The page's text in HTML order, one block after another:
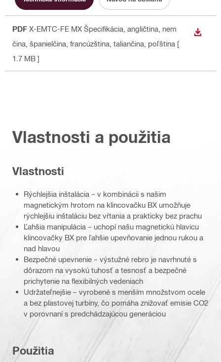
PDF X-EMTC-FE MX Špecifikácia , angličtina, nem
čina, španielčina, francúzština, taliančina, poľština [
1.7 MB ]
Vlastnosti a použitia
Vlastnosti
Rýchlejšia inštalácia – v kombinácii s našim
magnetickým hrotom na klincovačku BX umožňuje
rýchlejšiu inštaláciu bez vŕtania a prakticky bez prachu
Ľahšia manipulácia – uchopí našu magnetickú hlavicu
klincovačky BX pre ľahšie upevňovanie jednou rukou a
nad hlavou
Bezpečné upevnenie – výstužné rebro je navrhnuté s
dôrazom na vysokú tuhosť a tesnosť a bezpečné
prichytenie na flexibilných vedeniach
Udržateľnejšie – vyrobené s menším množstvom ocele
a bez plastovej turbíny, čo pomáha znižovať emisie CO2
v porovnaní s predchádzajúcou generáciou
Použitia